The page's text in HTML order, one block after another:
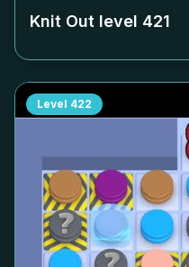
Knit Out level 421
Level 422